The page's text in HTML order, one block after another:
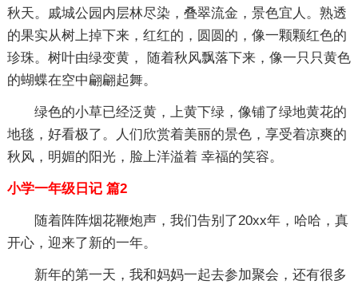
秋天。戚城公园内层林尽染，叠翠流金，景色宜人。熟透
的果实从树上掉下来，红红的，圆圆的，像一颗颗红色的
珍珠。树叶由绿变黄， 随着秋风飘落下来，像一只只黄色
的蝴蝶在空中翩翩起舞。
绿色的小草已经泛黄，上黄下绿，像铺了绿地黄花的
地毯，好看极了。人们欣赏着美丽的景色，享受着凉爽的
秋风，明媚的阳光，脸上洋溢着 幸福的笑容。
小学一年级日记 篇2
随着阵阵烟花鞭炮声，我们告别了20xx年，哈哈，真
开心，迎来了新的一年。
新年的第一天，我和妈妈一起去参加聚会，还有很多